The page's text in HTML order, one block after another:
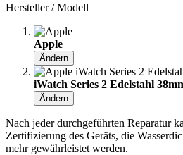
Hersteller / Modell
Apple
Ändern
iWatch Series 2 Edelstahl
Ändern
Nach jeder durchgeführten Reparatur
Zertifizierung des Geräts, die
mehr gewährleistet werden.